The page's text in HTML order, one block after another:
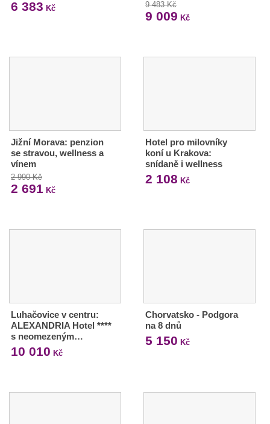
6 383 Kč 9 483 Kč
9 009 Kč
Jižní Morava: penzion
se stravou, wellness a
vínem
2 990 Kč
2 691 Kč
Hotel pro milovníky
koní u Krakova:
snídaně i wellness
2 108 Kč
Luhačovice v centru:
ALEXANDRIA Hotel ****
s neomezeným…
10 010 Kč
Chorvatsko - Podgora
na 8 dnů
5 150 Kč